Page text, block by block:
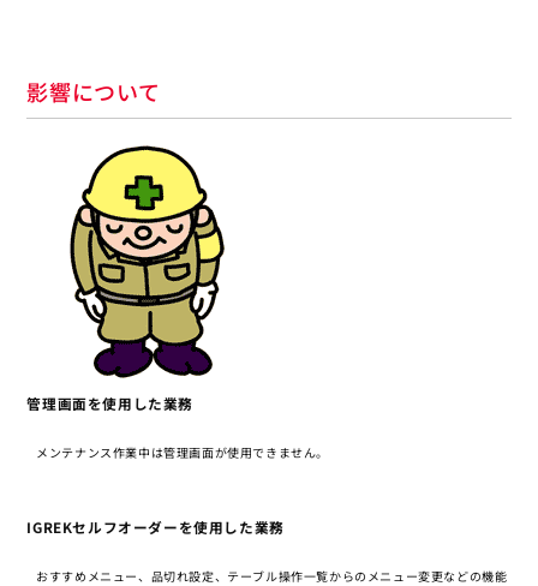
影響について
管理画面を使用した業務
メンテナンス作業中は管理画面が使用できません。
IGREKセルフオーダーを使用した業務
おすすめメニュー、品切れ設定、テーブル操作一覧からのメニュー変更などの機能